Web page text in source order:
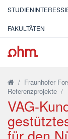
FAKULTÄTEN
/ Fraunhofer
Referenzprojekte /
VAG-